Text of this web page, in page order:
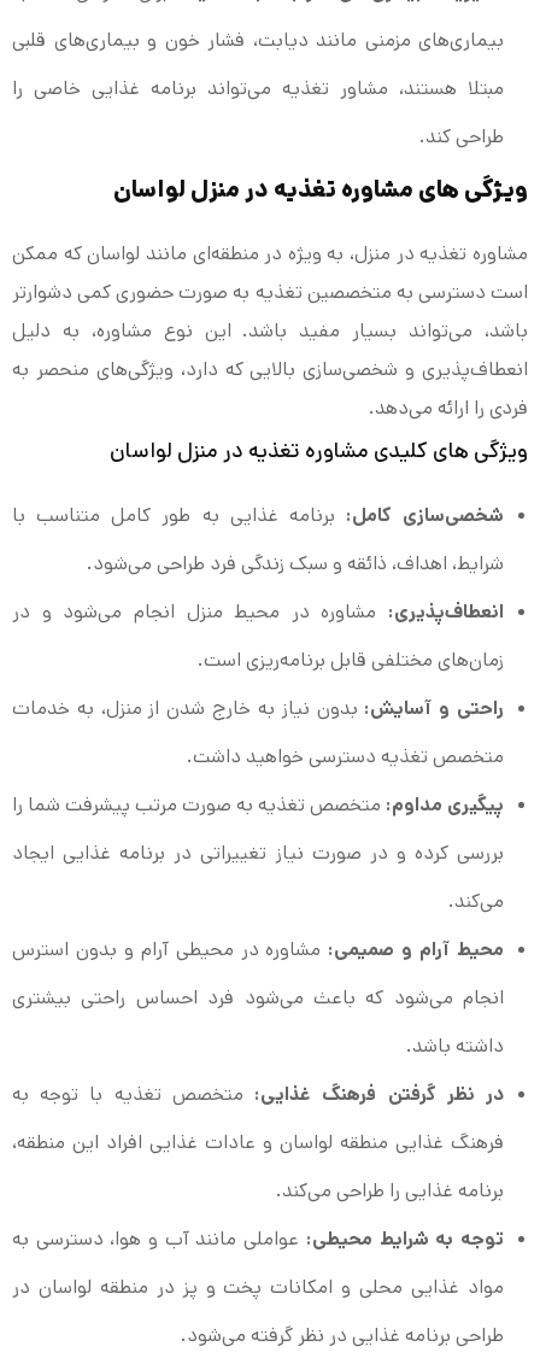
بیماری‌های مزمنی مانند دیابت، فشار خون و بیماری‌های قلبی
مبتلا هستند، مشاور تغذیه می‌تواند برنامه غذایی خاصی را
طراحی کند.
ویژگی‌ های مشاوره تغذیه در منزل لواسان
مشاوره تغذیه در منزل، به ویژه در منطقه‌ای مانند لواسان که ممکن
است دسترسی به متخصصین تغذیه به صورت حضوری کمی دشوارتر
باشد، می‌تواند بسیار مفید باشد. این نوع مشاوره، به دلیل
انعطاف‌پذیری و شخصی‌سازی بالایی که دارد، ویژگی‌های منحصر به
فردی را ارائه می‌دهد.
ویژگی‌ های کلیدی مشاوره تغذیه در منزل لواسان
شخصی‌سازی کامل:برنامه غذایی به طور کامل متناسب با
شرایط، اهداف، ذائقه و سبک زندگی فرد طراحی می‌شود.
انعطاف‌پذیری:مشاوره در محیط منزل انجام می‌شود و در
زمان‌های مختلفی قابل برنامه‌ریزی است.
راحتی و آسایش:بدون نیاز به خارج شدن از منزل، به خدمات
متخصص تغذیه دسترسی خواهید داشت.
پیگیری مداوم:متخصص تغذیه به صورت مرتب پیشرفت شما را
بررسی کرده و در صورت نیاز تغییراتی در برنامه غذایی ایجاد
می‌کند.
محیط آرام و صمیمی:مشاوره در محیطی آرام و بدون استرس
انجام می‌شود که باعث می‌شود فرد احساس راحتی بیشتری
داشته باشد.
در نظر گرفتن فرهنگ غذایی:متخصص تغذیه با توجه به
فرهنگ غذایی منطقه لواسان و عادات غذایی افراد این منطقه،
برنامه غذایی را طراحی می‌کند.
توجه به شرایط محیطی:عواملی مانند آب و هوا، دسترسی به
مواد غذایی محلی و امکانات پخت و پز در منطقه لواسان در
طراحی برنامه غذایی در نظر گرفته می‌شود.